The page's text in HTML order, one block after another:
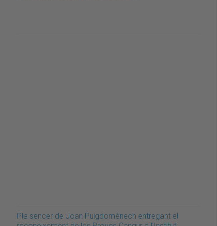
Pla sencer de Joan Puigdomènech entregant el